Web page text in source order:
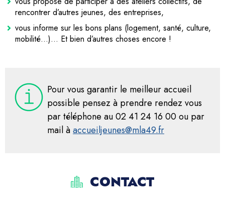
rencontrer d’autres jeunes, des entreprises,
vous informe sur les bons plans (logement, santé, culture,
mobilité…)… Et bien d’autres choses encore !
Pour vous garantir le meilleur accueil
possible pensez à prendre rendez vous
par téléphone au 02 41 24 16 00 ou par
mail àaccueiljeunes@mla49.fr
CONTACT